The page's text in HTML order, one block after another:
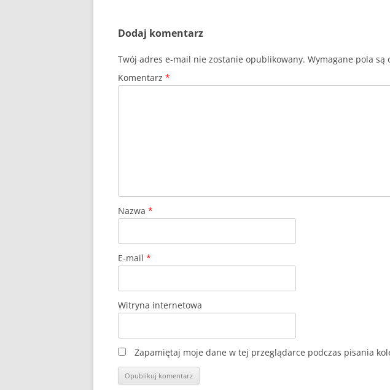
Dodaj komentarz
Twój adres e-mail nie zostanie opublikowany. Wymagane pola są
Komentarz *
Nazwa *
E-mail *
Witryna internetowa
Zapamiętaj moje dane w tej przeglądarce podczas pisania